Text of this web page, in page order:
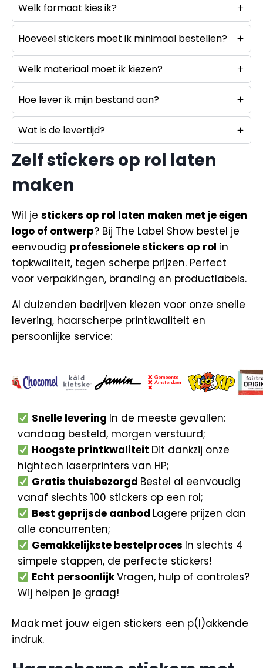
Welk formaat kies ik?
Hoeveel stickers moet ik minimaal bestellen?
Welk materiaal moet ik kiezen?
Hoe lever ik mijn bestand aan?
Wat is de levertijd?
Zelf stickers op rol laten
maken
Wil je stickers op rol laten maken met je eigen
logo of ontwerp? Bij The Label Show bestel je
eenvoudig professionele stickers op rol in
topkwaliteit, tegen scherpe prijzen. Perfect
voor verpakkingen, branding en productlabels.
Al duizenden bedrijven kiezen voor onze snelle
levering, haarscherpe printkwaliteit en
persoonlijke service:
Snelle levering In de meeste gevallen:
vandaag besteld, morgen verstuurd;
Hoogste printkwaliteit Dit dankzij onze
hightech laserprinters van HP;
Gratis thuisbezorgd Bestel al eenvoudig
vanaf slechts 100 stickers op een rol;
Best geprijsde aanbod Lagere prijzen dan
alle concurrenten;
Gemakkelijkste bestelproces In slechts 4
simpele stappen, de perfecte stickers!
Echt persoonlijkVragen, hulp of controles?
Wij helpen je graag!
Maak met jouw eigen stickers een p(l)akkende
indruk.